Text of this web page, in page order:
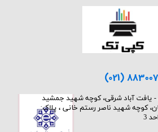
(021)
- یافت آباد شرقی، کوچه شهید جمشید
کوچه شهید ناصر رستم خانی ، پلاک: